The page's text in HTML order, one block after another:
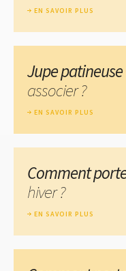
EN SAVOIR PLUS
Jupe patineuse
associer ?
EN SAVOIR PLUS
Comment
hiver ?
EN SAVOIR PLUS